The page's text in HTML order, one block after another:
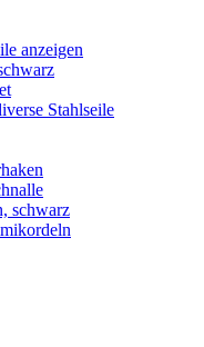
anzeigen
Stahlseile
schwarz